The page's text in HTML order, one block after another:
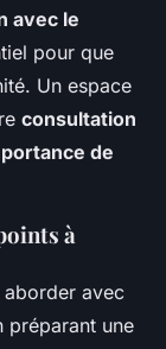
avec le
pour que
Un espace
consultation
de
à
avec
préparant une